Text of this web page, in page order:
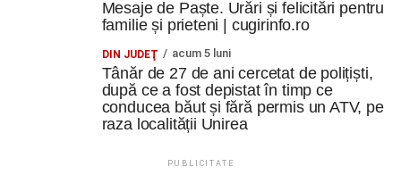
Mesaje de Paște. Urări și felicitări pentru
familie și prieteni | cugirinfo.ro
DIN JUDEŢ acum 5 luni
Tânăr de 27 de ani cercetat de polițiști,
după ce a fost depistat în timp ce
conducea băut și fără permis un ATV, pe
raza localității Unirea
PUBLICITATE